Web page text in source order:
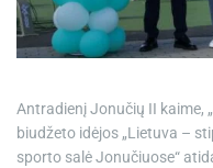
Antradienį Jonučių II kaime,
biudžeto idėjos „Lietuva –
sporto salė Jonučiuose“